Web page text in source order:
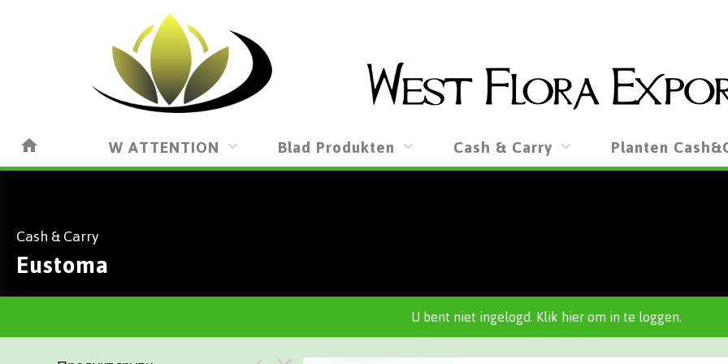
W ATTENTION Blad Produkten Cash & Carry Planten
Cash & Carry
Eustoma
U bent niet ingelogd. Klik hier om in te loggen.